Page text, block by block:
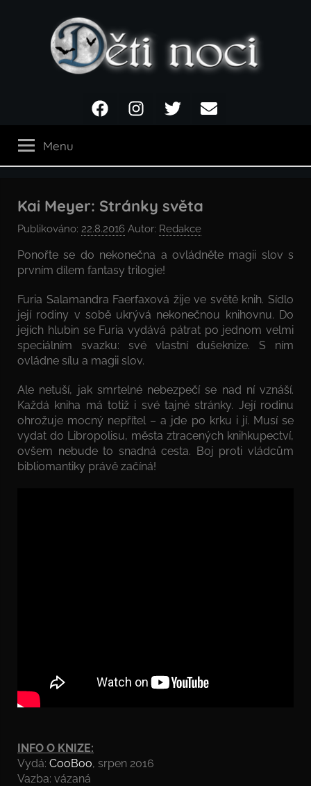
noci
FacebookInstagramTwitter Email
Menu
Kai Meyer: Stránky světa
Publikováno: 22.8.2016 Autor: Redakce
Ponořte se do nekonečna a ovládněte magii slov s
prvním dílem fantasy trilogie!
Furia Salamandra Faerfaxová žije ve světě knih. Sídlo
její rodiny v sobě ukrývá nekonečnou knihovnu. Do
jejích hlubin se Furia vydává pátrat po jednom velmi
speciálním svazku: své vlastní dušeknize. S ním
ovládne sílu a magii slov.
Ale netuší, jak smrtelné nebezpečí se nad ní vznáší.
Každá kniha má totiž i své tajné stránky. Její rodinu
ohrožuje mocný nepřítel – a jde po krku i jí. Musí se
vydat do Libropolisu, města ztracených knihkupectví,
ovšem nebude to snadná cesta. Boj proti vládcům
bibliomantiky právě začíná!
INFO O KNIZE:
Vydá: CooBoo, srpen 2016
Vazba: vázaná